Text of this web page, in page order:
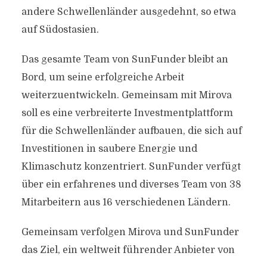
andere Schwellenländer ausgedehnt, so etwa
auf Südostasien.
Das gesamte Team von SunFunder bleibt an
Bord, um seine erfolgreiche Arbeit
weiterzuentwickeln. Gemeinsam mit Mirova
soll es eine verbreiterte Investmentplattform
für die Schwellenländer aufbauen, die sich auf
Investitionen in saubere Energie und
Klimaschutz konzentriert. SunFunder verfügt
über ein erfahrenes und diverses Team von 38
Mitarbeitern aus 16 verschiedenen Ländern.
Gemeinsam verfolgen Mirova und SunFunder
das Ziel, ein weltweit führender Anbieter von